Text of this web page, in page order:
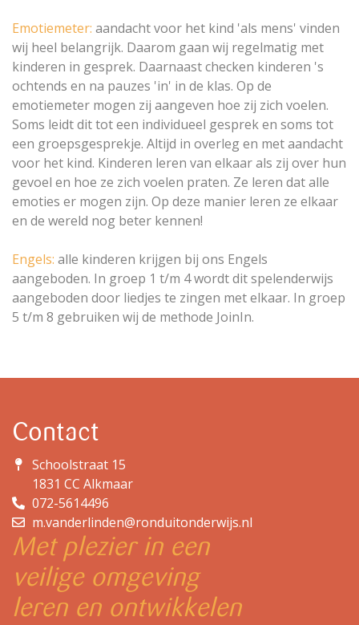
Emotiemeter: aandacht voor het kind 'als mens' vinden
wij heel belangrijk. Daarom gaan wij regelmatig met
kinderen in gesprek. Daarnaast checken kinderen 's
ochtends en na pauzes 'in' in de klas. Op de
emotiemeter mogen zij aangeven hoe zij zich voelen.
Soms leidt dit tot een individueel gesprek en soms tot
een groepsgesprekje. Altijd in overleg en met aandacht
voor het kind. Kinderen leren van elkaar als zij over hun
gevoel en hoe ze zich voelen praten. Ze leren dat alle
emoties er mogen zijn. Op deze manier leren ze elkaar
en de wereld nog beter kennen!
Engels: alle kinderen krijgen bij ons Engels
aangeboden. In groep 1 t/m 4 wordt dit spelenderwijs
aangeboden door liedjes te zingen met elkaar. In groep
5 t/m 8 gebruiken wij de methode JoinIn.
Contact
Schoolstraat 15
1831 CC Alkmaar
072-5614496
m.vanderlinden@ronduitonderwijs.nl
Met plezier in een
veilige omgeving
leren en ontwikkelen